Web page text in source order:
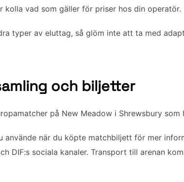
kolla vad som gäller för priser hos din operatör.
typer av eluttag, så glöm inte att ta med
och biljetter
på New Meadow i Shrewsbury
använde när du köpte matchbiljett för mer
DIF:s sociala kanaler. Transport till arenan